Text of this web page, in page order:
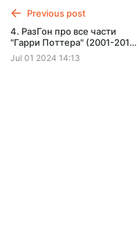
Previous post
4. РазГон про все части
"Гарри Поттера" (2001-2011)
| Этому учат на западе?!
Jul 01 2024 14:13